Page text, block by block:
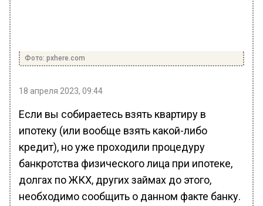
Фото: pxhere.com
18 апреля 2023, 09:44
Если вы собираетесь взять квартиру в
ипотеку (или вообще взять какой-либо
кредит), но уже проходили процедуру
банкротства физического лица при ипотеке,
долгах по ЖКХ, других займах до этого,
необходимо сообщить о данном факте банку.